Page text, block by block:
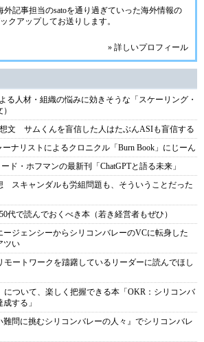
外記事担当のsatoを通り過ぎていった海外情報の
クアップしてお送りします。
» 詳しいプロフィール
る人材・組織の悩みに効きそうな「スケーリング・
想文 サムくんを盲信した人はたぶんASIも盲信する
ナリストによるクロニクル「Burn Book」にじーん
ド・ホフマンの最新刊「ChatGPTと語る未来」
スキャンダルも労組問題も、そういうことだった
代で読んでおくべき本（若き経営者もぜひ）
ジェンシーからシリコンバレーのVCに転身した
ツい
モートワークを躊躇しているリーダーに読んでほし
について、楽しく把握できる本「OKR：シリコンバ
する」
難問に挑むシリコンバレーの人々』でシリコンバレ